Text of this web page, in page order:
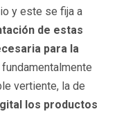
y este se fija a
de estas
para la
fundamentalmente
vertiente, la de
los productos